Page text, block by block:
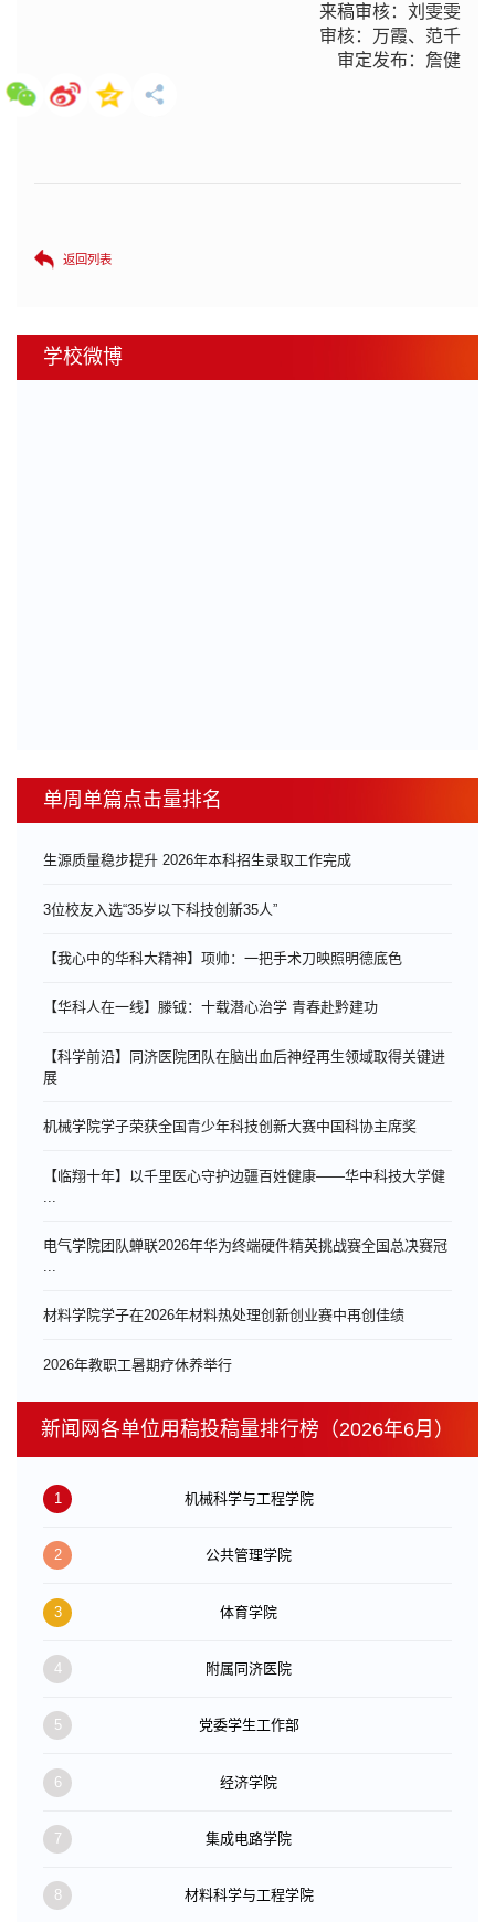
来稿审核：刘雯雯
审核：万霞、范千
审定发布：詹健
返回列表
学校微博
单周单篇点击量排名
生源质量稳步提升 2026年本科招生录取工作完成
3位校友入选“35岁以下科技创新35人”
【我心中的华科大精神】项帅：一把手术刀映照明德底色
【华科人在一线】滕钺：十载潜心治学 青春赴黔建功
【科学前沿】同济医院团队在脑出血后神经再生领域取得关键进
展
机械学院学子荣获全国青少年科技创新大赛中国科协主席奖
【临翔十年】以千里医心守护边疆百姓健康——华中科技大学健
电气学院团队蝉联2026年华为终端硬件精英挑战赛全国总决赛冠
材料学院学子在2026年材料热处理创新创业赛中再创佳绩
​2026年教职工暑期疗休养举行
新闻网各单位用稿投稿量排行榜（2026年6月）
1 机械科学与工程学院
2 公共管理学院
3 体育学院
4 附属同济医院
5 党委学生工作部
6 经济学院
7 集成电路学院
8 材料科学与工程学院